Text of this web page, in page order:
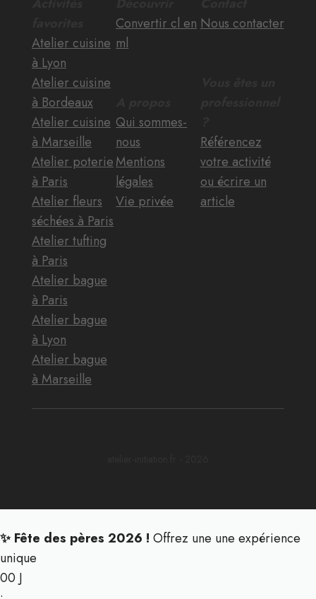
Atelier cuisine
à Lyon
Atelier cuisine
à Bordeaux
Atelier cuisine
à Marseille
Atelier poterie
à Paris
Atelier fleurs
séchées à Paris
Atelier tufting
à Paris
Atelier bague
à Paris
Atelier bague
à Lyon
Atelier bague
à Marseille
Convertir cl en
ml
Qui sommes-
nous
Mentions
légales
Vie privée
Nous contacter
Référencez
votre activité
ou écrire un
article
✨ Fête des pères 2026 ! Offrez une une expérience
unique
00 J